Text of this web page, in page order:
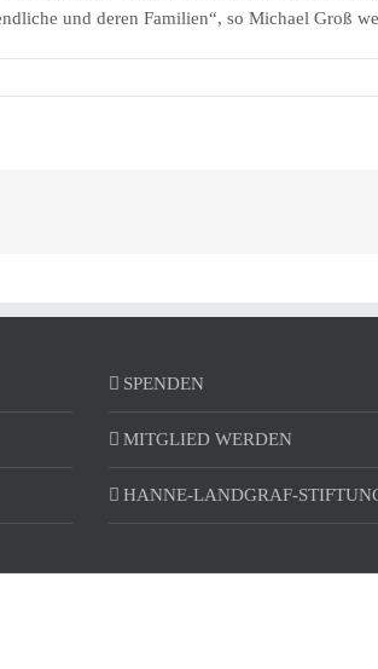
und deren Familien“, so Michael Groß
SPENDEN
MITGLIED WERDEN
HANNE-LANDGRAF-